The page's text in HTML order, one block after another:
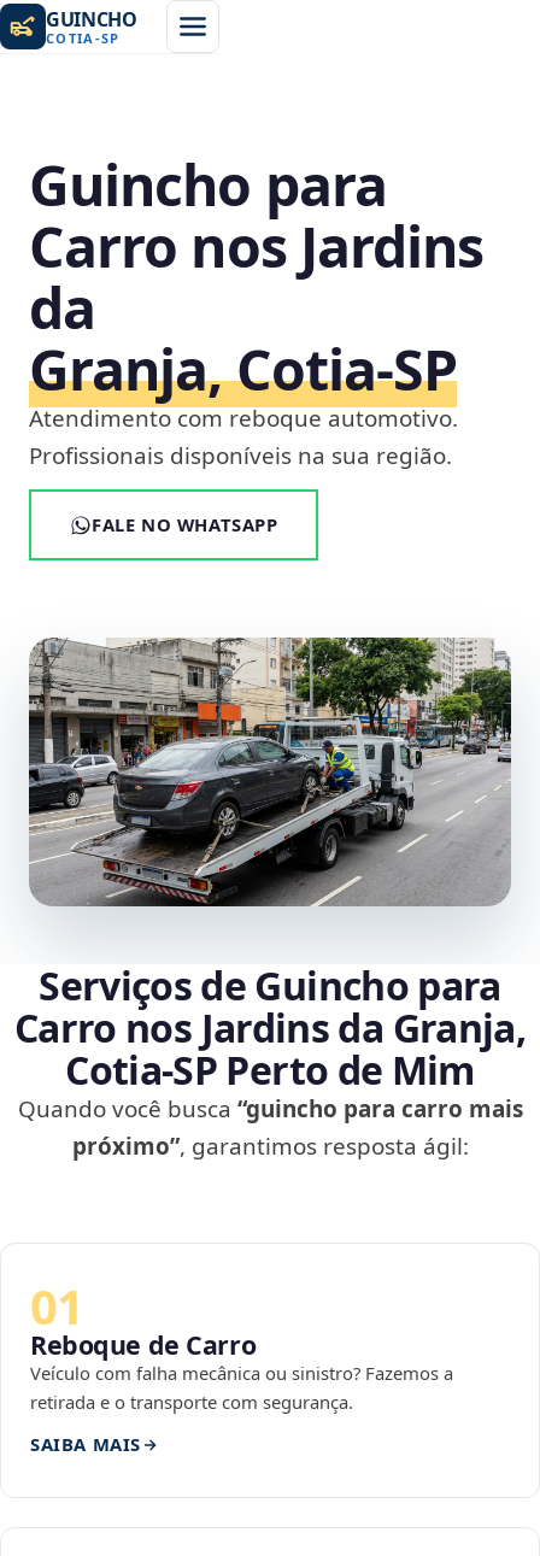
GUINCHO
COTIA -SP
Guincho para
Carro nos Jardins
da
Granja, Cotia‑SP
Atendimento com reboque automotivo.
Profissionais disponíveis na sua região.
FALE NO WHATSAPP
Serviços de Guincho para
Carro nos Jardins da Granja,
Cotia‑SP Perto de Mim
Quando você busca “guincho para carro mais
próximo”, garantimos resposta ágil:
01
Reboque de Carro
Veículo com falha mecânica ou sinistro? Fazemos a
retirada e o transporte com segurança.
SAIBA MAIS